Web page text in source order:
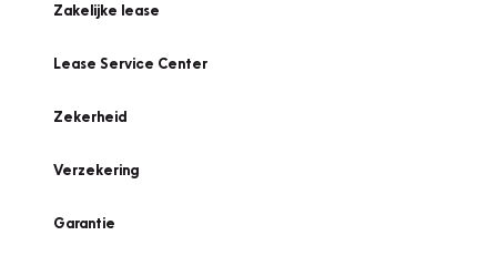
Zakelijke lease
Lease Service Center
Zekerheid
Verzekering
Garantie